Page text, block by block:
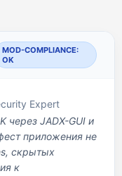
MOD-COMPLIANCE:
OK
Expert
через JADX-GUI и
приложения не
скрытых
к